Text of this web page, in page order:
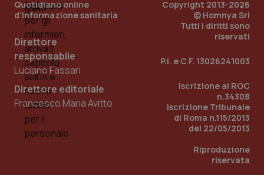
Quotidiano online
d'informazione sanitaria
Direttore
responsabile
Luciano Fassari
Direttore editoriale
Francesco Maria Avitto
Copyright 2013-2026
© Homnya Srl
Tutti i diritti sono
riservati
P.I. e C.F. 13026241003
Iscrizione al ROC
n.34308
Iscrizione Tribunale
di Roma n.115/2013
del 22/05/2013
Riproduzione
riservata